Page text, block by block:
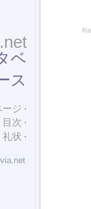
ベ
ス
ージ
目次
礼状